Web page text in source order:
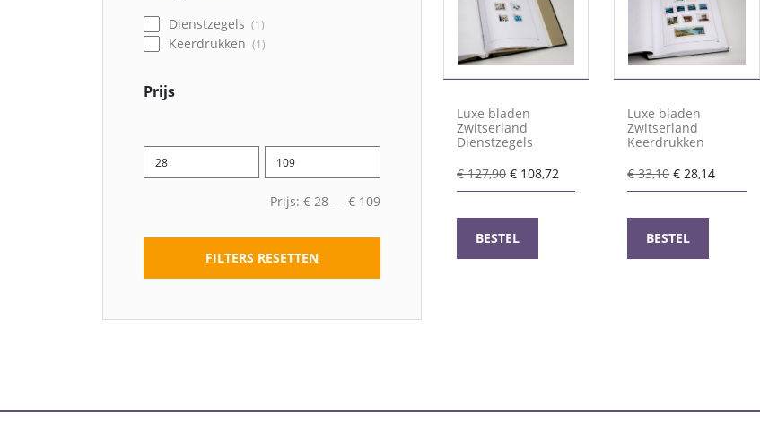
Dienstzegels 1
Keerdrukken 1
Prijs
Prijs: € 28 — € 109
FILTERS RESETTEN
Luxe bladen
Zwitserland
Dienstzegels
€127,90 Oorspronkelijke
prijs
€ 127,90.
€ 108,72
prijs
BESTEL
Luxe bladen
Zwitserland
Keerdrukken
€33,10Oorspronkelijke
prijs
€ 33,10.
€ 28,14
prijs
BESTEL